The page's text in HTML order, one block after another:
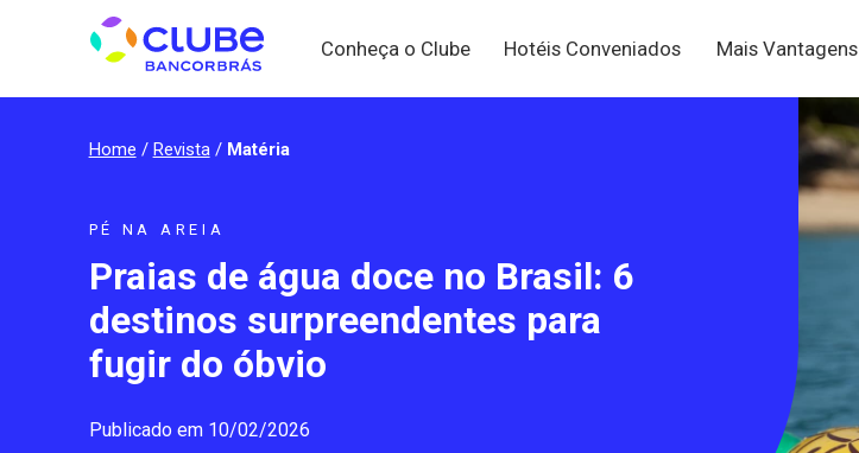
Conheça o Clube Hotéis Conveniados Mais Vantagens
Home / Revista/ Matéria
PÉ NA AREIA
Praias de água doce no Brasil: 6
destinos surpreendentes para
fugir do óbvio
Publicado em 10/02/2026